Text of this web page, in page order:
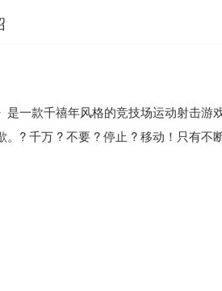
是一款千禧年风格的竞技场运动射击
。? 千万 ? 不要 ? 停止 ? 移动！只有不